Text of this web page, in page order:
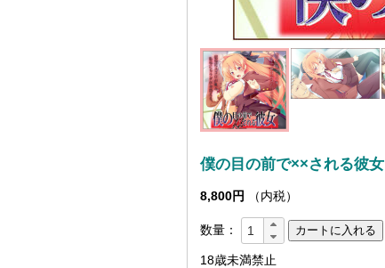
僕の目の前で××される彼女
8,800円 （内税）
数量：
18歳未満禁止